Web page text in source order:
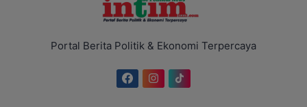
Portal Berita Politik & Ekonomi Terpercaya